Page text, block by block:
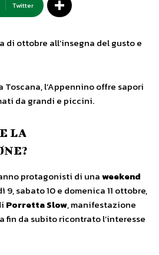
Twitter
di ottobre all’insegna del gusto e
Toscana, l’Appennino offre sapori
da grandi e piccini.
LA
protagonisti di unaweekend
9, sabato 10 e domenica 11 ottobre,
Porretta Slow, manifestazione
fin da subito ricontrato l’interesse